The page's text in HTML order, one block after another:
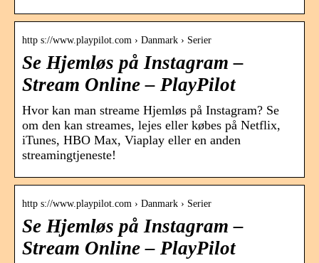
http s://www.playpilot.com › Danmark › Serier
Se Hjemløs på Instagram –
Stream Online – PlayPilot
Hvor kan man streame Hjemløs på Instagram? Se
om den kan streames, lejes eller købes på Netflix,
iTunes, HBO Max, Viaplay eller en anden
streamingtjeneste!
http s://www.playpilot.com › Danmark › Serier
Se Hjemløs på Instagram –
Stream Online – PlayPilot